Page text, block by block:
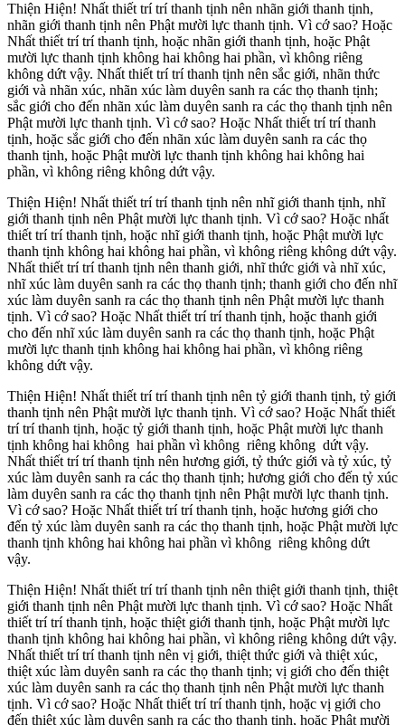
Thiện Hiện! Nhất thiết trí trí thanh tịnh nên nhãn giới thanh tịnh,
nhãn giới thanh tịnh nên Phật mười lực thanh tịnh. Vì cớ sao? Hoặc
Nhất thiết trí trí thanh tịnh, hoặc nhãn giới thanh tịnh, hoặc Phật
mười lực thanh tịnh không hai không hai phần, vì không riêng
không dứt vậy. Nhất thiết trí trí thanh tịnh nên sắc giới, nhãn thức
giới và nhãn xúc, nhãn xúc làm duyên sanh ra các thọ thanh tịnh;
sắc giới cho đến nhãn xúc làm duyên sanh ra các thọ thanh tịnh nên
Phật mười lực thanh tịnh. Vì cớ sao? Hoặc Nhất thiết trí trí thanh
tịnh, hoặc sắc giới cho đến nhãn xúc làm duyên sanh ra các thọ
thanh tịnh, hoặc Phật mười lực thanh tịnh không hai không hai
phần, vì không riêng không dứt vậy.
Thiện Hiện! Nhất thiết trí trí thanh tịnh nên nhĩ giới thanh tịnh, nhĩ
giới thanh tịnh nên Phật mười lực thanh tịnh. Vì cớ sao? Hoặc nhất
thiết trí trí thanh tịnh, hoặc nhĩ giới thanh tịnh, hoặc Phật mười lực
thanh tịnh không hai không hai phần, vì không riêng không dứt vậy.
Nhất thiết trí trí thanh tịnh nên thanh giới, nhĩ thức giới và nhĩ xúc,
nhĩ xúc làm duyên sanh ra các thọ thanh tịnh; thanh giới cho đến nhĩ
xúc làm duyên sanh ra các thọ thanh tịnh nên Phật mười lực thanh
tịnh. Vì cớ sao? Hoặc Nhất thiết trí trí thanh tịnh, hoặc thanh giới
cho đến nhĩ xúc làm duyên sanh ra các thọ thanh tịnh, hoặc Phật
mười lực thanh tịnh không hai không hai phần, vì không riêng
không dứt vậy.
Thiện Hiện! Nhất thiết trí trí thanh tịnh nên tỷ giới thanh tịnh, tỷ giới
thanh tịnh nên Phật mười lực thanh tịnh. Vì cớ sao? Hoặc Nhất thiết
trí trí thanh tịnh, hoặc tỷ giới thanh tịnh, hoặc Phật mười lực thanh
tịnh không hai không hai phần vì không riêng không dứt vậy.
Nhất thiết trí trí thanh tịnh nên hương giới, tỷ thức giới và tỷ xúc, tỷ
xúc làm duyên sanh ra các thọ thanh tịnh; hương giới cho đến tỷ xúc
làm duyên sanh ra các thọ thanh tịnh nên Phật mười lực thanh tịnh.
Vì cớ sao? Hoặc Nhất thiết trí trí thanh tịnh, hoặc hương giới cho
đến tỷ xúc làm duyên sanh ra các thọ thanh tịnh, hoặc Phật mười lực
thanh tịnh không hai không hai phần vì không riêng không dứt
vậy.
Thiện Hiện! Nhất thiết trí trí thanh tịnh nên thiệt giới thanh tịnh, thiệt
giới thanh tịnh nên Phật mười lực thanh tịnh. Vì cớ sao? Hoặc Nhất
thiết trí trí thanh tịnh, hoặc thiệt giới thanh tịnh, hoặc Phật mười lực
thanh tịnh không hai không hai phần, vì không riêng không dứt vậy.
Nhất thiết trí trí thanh tịnh nên vị giới, thiệt thức giới và thiệt xúc,
thiệt xúc làm duyên sanh ra các thọ thanh tịnh; vị giới cho đến thiệt
xúc làm duyên sanh ra các thọ thanh tịnh nên Phật mười lực thanh
tịnh. Vì cớ sao? Hoặc Nhất thiết trí trí thanh tịnh, hoặc vị giới cho
đến thiệt xúc làm duyên sanh ra các thọ thanh tịnh, hoặc Phật mười